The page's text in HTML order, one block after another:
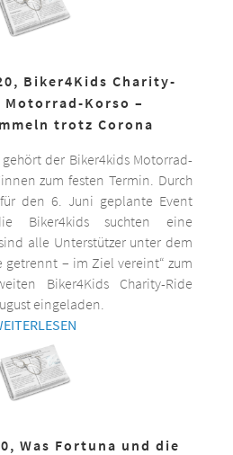
Biker4Kids Charity-
Korso –
trotz Corona
gehört der Biker4kids Motorrad-
zum festen Termin. Durch
den 6. Juni geplante Event
Biker4kids suchten eine
alle Unterstützer unter dem
getrennt – im Ziel vereint“ zum
Biker4Kids Charity-Ride
eingeladen.
Was Fortuna und die